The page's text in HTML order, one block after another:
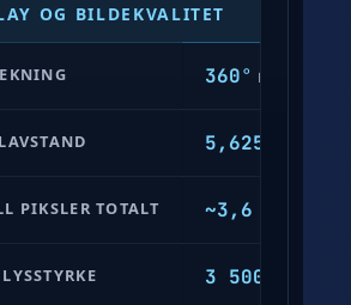
OG BILDEKVALITET
360° rundt
5,625
PIKSLER TOTALT ~3,6 M
3 500